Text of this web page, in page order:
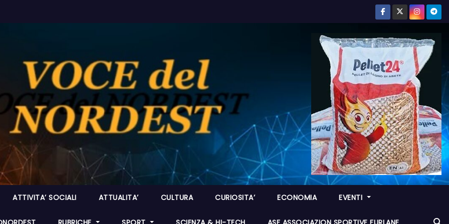
ATTIVITA’ SOCIALI ATTUALITA’ CULTURA CURIOSITA’ ECONOMIA EVENTI